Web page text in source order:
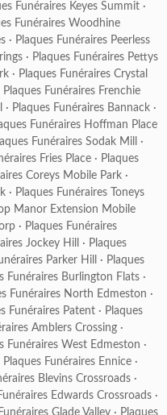
Funéraires Keyes Summit ·
Funéraires Woodhine
· Plaques Funéraires Peerless
· Plaques Funéraires Pettys
· Plaques Funéraires Crystal
Plaques Funéraires Frenchie
· Plaques Funéraires Bannack ·
Funéraires Hoffman Place
Funéraires Sodak Mill
·
Fries Place · Plaques
Coreys Mobile Park ·
· Plaques Funéraires Toneys
Manor Extension Mobile
· Plaques Funéraires
Jockey Hill · Plaques
Parker Hill · Plaques
Funéraires Burlington Flats ·
Funéraires North Edmeston ·
Funéraires Patent · Plaques
Amblers Crossing ·
Funéraires West Edmeston ·
Plaques Funéraires Ennice ·
Blevins Crossroads ·
Edwards Crossroads ·
Glade Valley · Plaques